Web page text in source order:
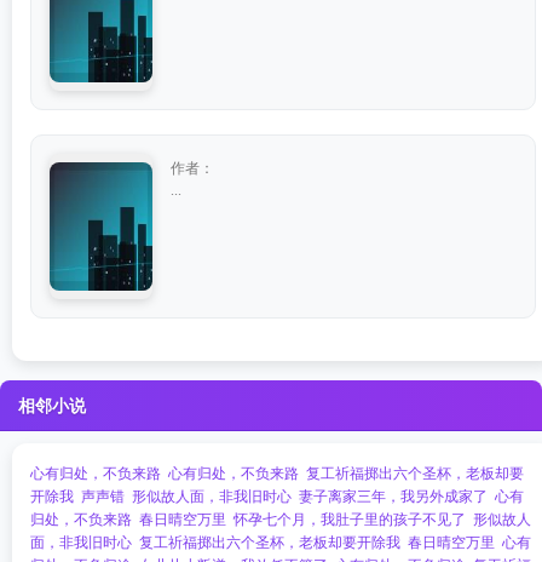
作者：
相邻小说
心有归处，不负来路 心有归处，不负来路 复工祈福掷出六个圣杯，老板却要
开除我 声声错 形似故人面，非我旧时心 妻子离家三年，我另外成家了 心有
归处，不负来路 春日晴空万里 怀孕七个月，我肚子里的孩子不见了 形似故人
面，非我旧时心 复工祈福掷出六个圣杯，老板却要开除我 春日晴空万里 心有